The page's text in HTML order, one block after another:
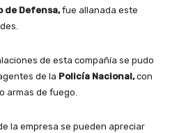
de Defensa,fue allanada este
de esta compañía se pudo
de la Policía Nacional,con
armas de fuego.
la empresa se pueden apreciar